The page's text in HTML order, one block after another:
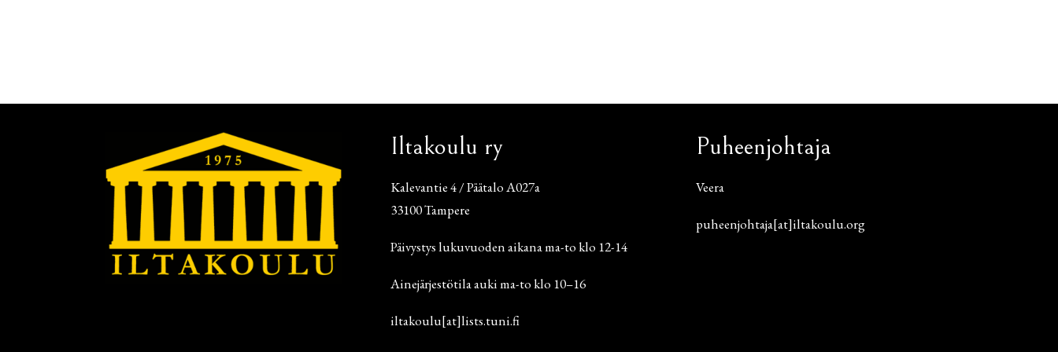
Iltakoulu ry
Kalevantie 4 / Päätalo A027a
33100 Tampere
Päivystys lukuvuoden aikana ma-to klo 12-14
Ainejärjestötila auki ma-to klo 10–16
iltakoulu[at]lists.tuni.fi
Puheenjohtaja
Veera
puheenjohtaja[at]iltakoulu.org